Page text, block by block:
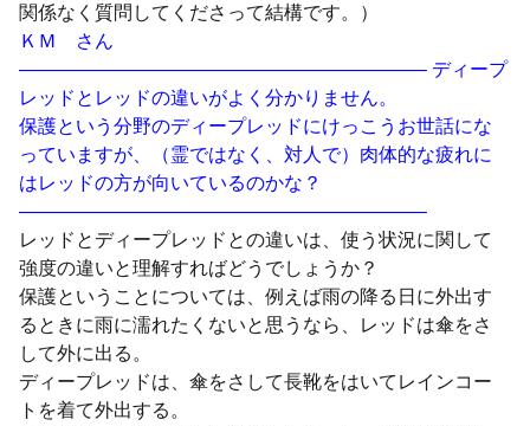
関係なく質問してくださって結構です。）
ＫＭ さん
—————————————————————– ディープ
レッドとレッドの違いがよく分かりません。
保護という分野のディープレッドにけっこうお世話にな
っていますが、（霊ではなく、対人で）肉体的な疲れに
はレッドの方が向いているのかな？
—————————————————————–
レッドとディープレッドとの違いは、使う状況に関して
強度の違いと理解すればどうでしょうか？
保護ということについては、例えば雨の降る日に外出す
るときに雨に濡れたくないと思うなら、レッドは傘をさ
して外に出る。
ディープレッドは、傘をさして長靴をはいてレインコー
トを着て外出する。